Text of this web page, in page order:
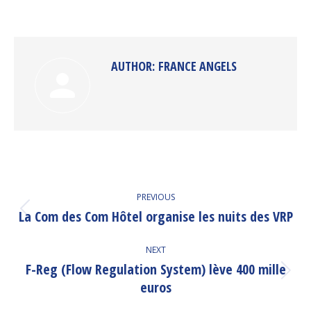
AUTHOR: FRANCE ANGELS
NAVIGATION
PREVIOUS
Previous
La Com des Com Hôtel organise les nuits des VRP
NEXT
Next
post:
F-Reg (Flow Regulation System) lève 400 mille
euros